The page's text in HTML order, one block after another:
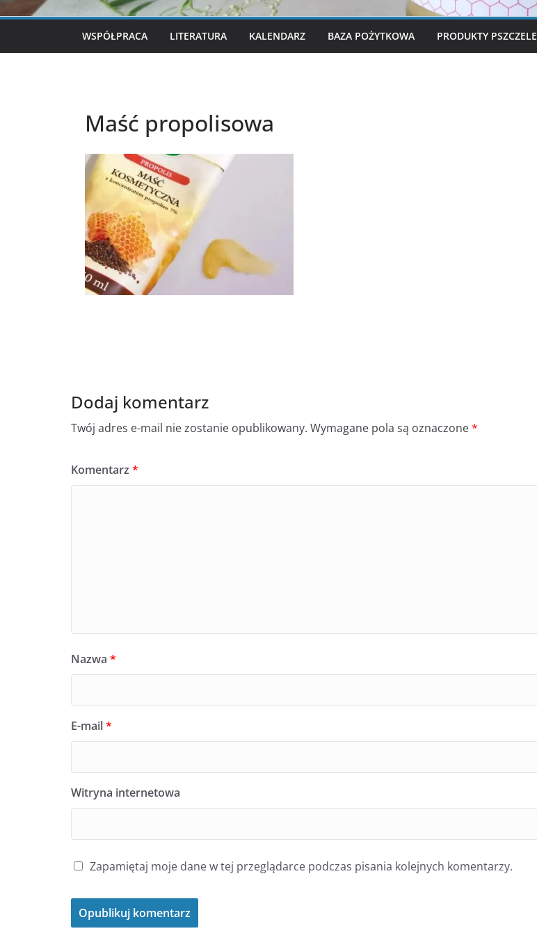
WSPÓŁPRACA LITERATURA KALENDARZ BAZA POŻYTKOWA PRODUKTY PSZCZELE
Maść propolisowa
Dodaj komentarz
Twój adres e-mail nie zostanie opublikowany. Wymagane pola są oznaczone*
Komentarz *
Nazwa *
E-mail*
Witryna internetowa
Zapamiętaj moje dane w tej przeglądarce podczas pisania kolejnych komentarzy.